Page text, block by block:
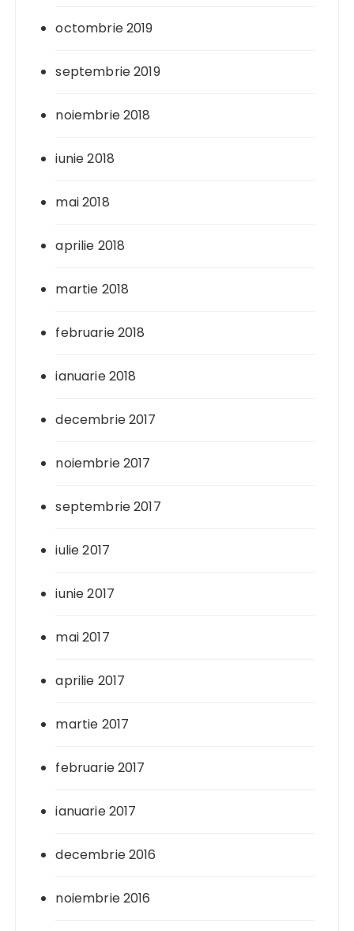
octombrie 2019
septembrie 2019
noiembrie 2018
iunie 2018
mai 2018
aprilie 2018
martie 2018
februarie 2018
ianuarie 2018
decembrie 2017
noiembrie 2017
septembrie 2017
iulie 2017
iunie 2017
mai 2017
aprilie 2017
martie 2017
februarie 2017
ianuarie 2017
decembrie 2016
noiembrie 2016